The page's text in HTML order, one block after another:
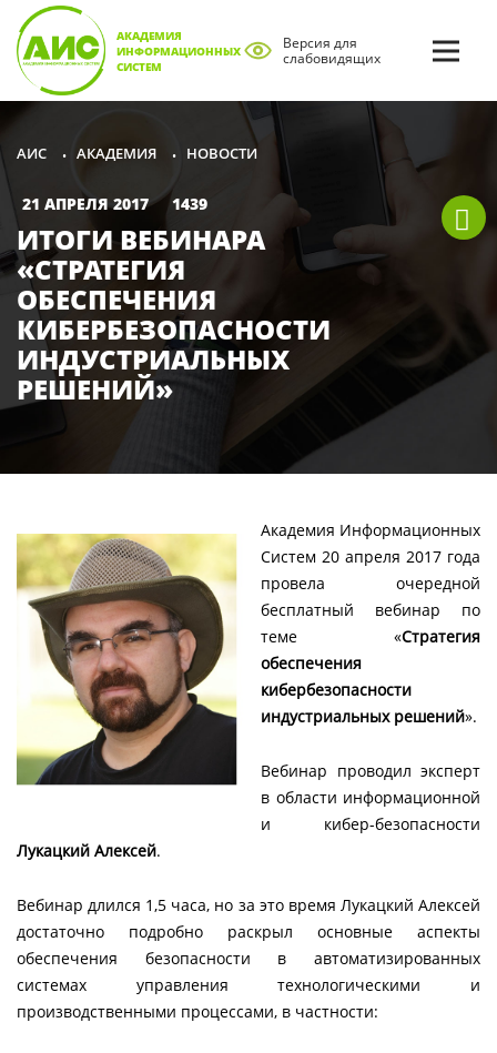
АКАДЕМИЯ
ИНФОРМАЦИОННЫХ
СИСТЕМ
Версия для
слабовидящих
АИС • АКАДЕМИЯ • НОВОСТИ
21 АПРЕЛЯ 2017 1439
ИТОГИ ВЕБИНАРА
«СТРАТЕГИЯ
ОБЕСПЕЧЕНИЯ
КИБЕРБЕЗОПАСНОСТИ
ИНДУСТРИАЛЬНЫХ
РЕШЕНИЙ»
Академия Информационных
Систем 20 апреля 2017 года
провела очередной
бесплатный вебинар по
теме «Стратегия
обеспечения
кибербезопасности
индустриальных решений».
Вебинар проводил эксперт
в области информационной
и кибер-безопасности
Лукацкий Алексей.
Вебинар длился 1,5 часа, но за это время Лукацкий Алексей
достаточно подробно раскрыл основные аспекты
обеспечения безопасности в автоматизированных
системах управления технологическими и
производственными процессами, в частности: